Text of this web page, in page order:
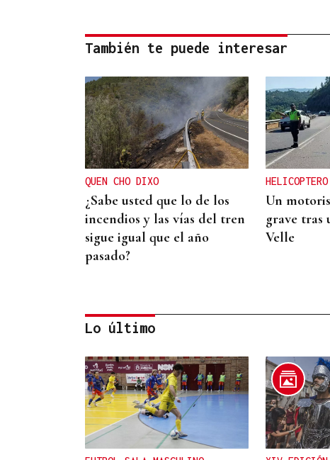
También te puede interesar
QUEN CHO DIXO
¿Sabe usted que lo de los
incendios y las vías del tren
sigue igual que el año
pasado?
Un
grave tras
Velle
CANEDO
Un herido en la colisión
entre dos coches en la
entrada a las termas de
Lo último